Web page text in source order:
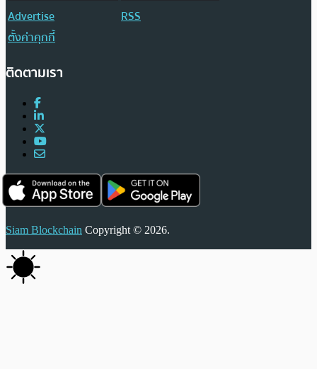
Advertise
RSS
ตั้งค่าคุกกี้
ติดตามเรา
Siam Blockchain Copyright © 2026.